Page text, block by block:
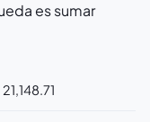
es sumar
21,148.71